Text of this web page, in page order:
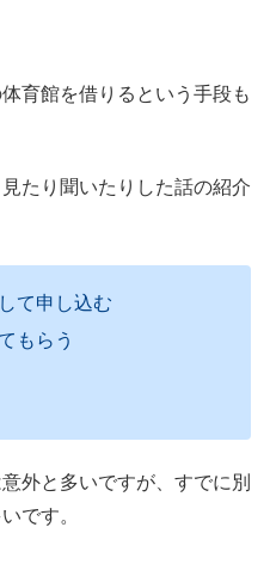
育館を借りるという手段も
たり聞いたりした話の紹介
て申し込む
もらう
外と多いですが、すでに別
です。